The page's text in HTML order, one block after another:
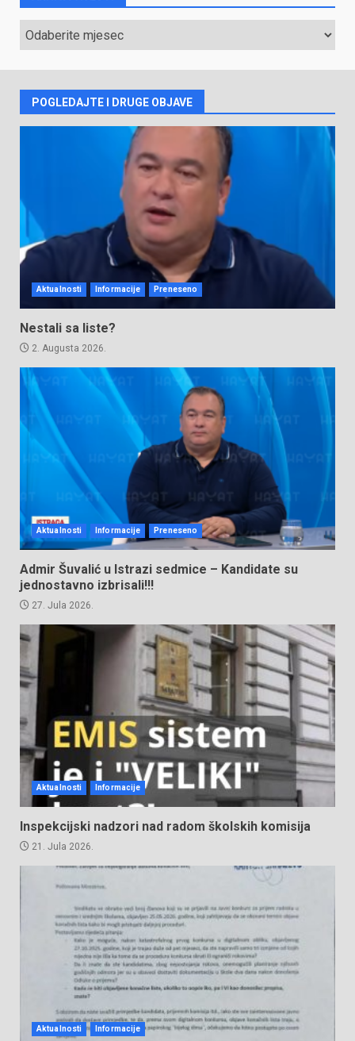
ARHIVA
VIJESTI
POGLEDAJTE I DRUGE OBJAVE
Aktualnosti Informacije Preneseno
Nestali sa liste?
2. Augusta 2026.
Aktualnosti Informacije Preneseno
Admir Šuvalić u Istrazi sedmice – Kandidate su
jednostavno izbrisali!!!
27. Jula 2026.
Aktualnosti Informacije
Inspekcijski nadzori nad radom školskih komisija
21. Jula 2026.
Aktualnosti Informacije